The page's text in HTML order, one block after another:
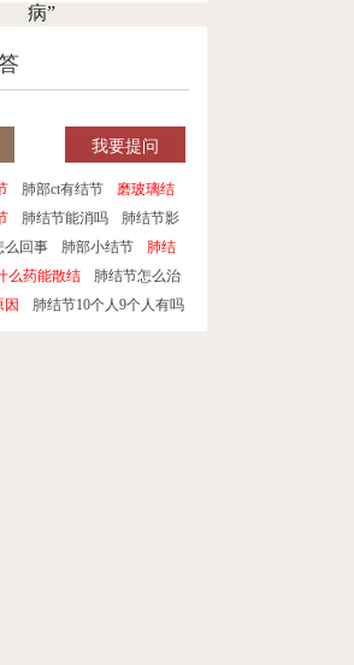
病”
肺部ct有结节
磨玻璃结
肺结节能消吗
肺结节影
么回事
肺部小结节
肺结
么药能散结
肺结节怎么治
因
肺结节10个人9个人有吗